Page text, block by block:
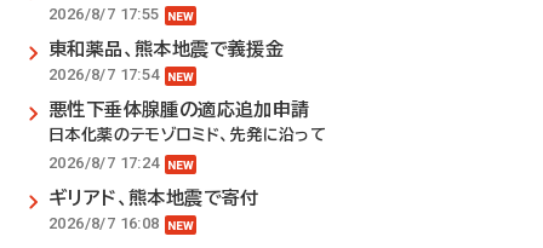
2026/8/7 17:55
東和薬品、熊本地震で義援金
2026/8/7 17:54
悪性下垂体腺腫の適応追加申請
日本化薬のテモゾロミド、先発に沿って
2026/8/7 17:24
ギリアド、熊本地震で寄付
2026/8/7 16:08